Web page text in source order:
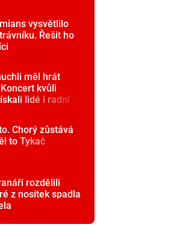
vysvětlilo
Řešit ho
měl hrát
kvůli
lidé i radní
Chorý zůstává
to Tykač
rozdělili
z nosítek spadla